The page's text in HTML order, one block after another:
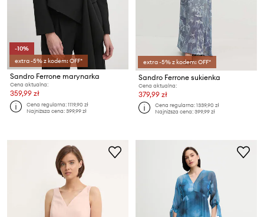
-10%
extra -5% z kodem: OFF*
Sandro Ferrone marynarka
Cena aktualna:
359,99 zł
Cena regularna:1119,90 zł
Najniższa cena:399,99 zł
extra -5% z kodem: OFF*
Sandro Ferrone sukienka
Cena aktualna:
379,99 zł
Cena regularna:1339,90 zł
Najniższa cena:399,99 zł